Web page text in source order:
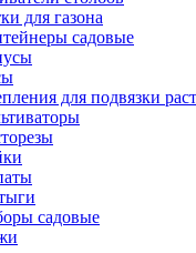
для газона
садовые
для подвязки
садовые